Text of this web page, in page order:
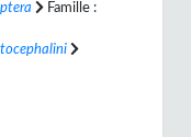
Famille :